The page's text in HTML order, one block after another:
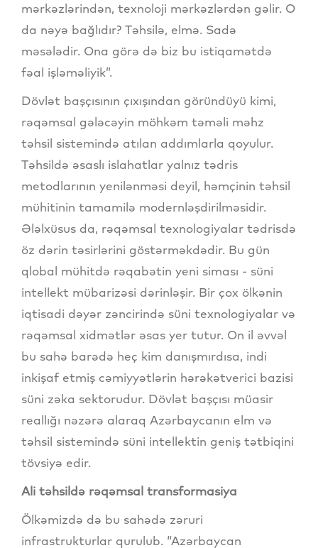
mərkəzlərindən, texnoloji mərkəzlərdən gəlir. O
da nəyə bağlıdır? Təhsilə, elmə. Sadə
məsələdir. Ona görə də biz bu istiqamətdə
fəal işləməliyik”.
Dövlət başçısının çıxışından göründüyü kimi,
rəqəmsal gələcəyin möhkəm təməli məhz
təhsil sistemində atılan addımlarla qoyulur.
Təhsildə əsaslı islahatlar yalnız tədris
metodlarının yenilənməsi deyil, həmçinin təhsil
mühitinin tamamilə modernləşdirilməsidir.
Ələlxüsus da, rəqəmsal texnologiyalar tədrisdə
öz dərin təsirlərini göstərməkdədir. Bu gün
qlobal mühitdə rəqabətin yeni siması - süni
intellekt mübarizəsi dərinləşir. Bir çox ölkənin
iqtisadi dəyər zəncirində süni texnologiyalar və
rəqəmsal xidmətlər əsas yer tutur. On il əvvəl
bu sahə barədə heç kim danışmırdısa, indi
inkişaf etmiş cəmiyyətlərin hərəkətverici bazisi
süni zəka sektorudur. Dövlət başçısı müasir
reallığı nəzərə alaraq Azərbaycanın elm və
təhsil sistemində süni intellektin geniş tətbiqini
tövsiyə edir.
Ali təhsildə rəqəmsal transformasiya
Ölkəmizdə də bu sahədə zəruri
infrastrukturlar qurulub. “Azərbaycan